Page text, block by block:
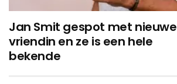
Jan Smit gespot met nieuwe
vriendin en ze is een hele
bekende